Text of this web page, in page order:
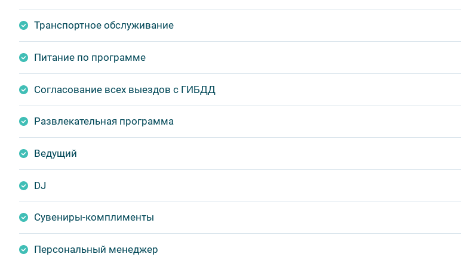
Транспортное обслуживание
Питание по программе
Согласование всех выездов с ГИБДД
Развлекательная программа
Ведущий
DJ
Сувениры-комплименты
Персональный менеджер